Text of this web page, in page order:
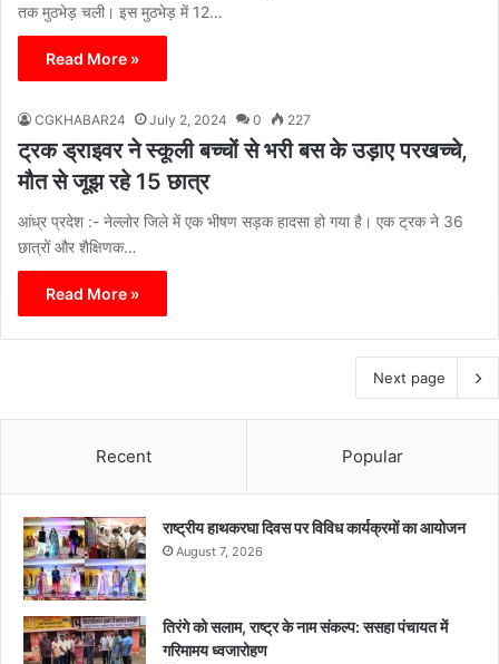
तक मुठभेड़ चली। इस मुठभेड़ में 12…
Read More »
CGKHABAR24 July 2, 2024 0 227
ट्रक ड्राइवर ने स्कूली बच्चों से भरी बस के उड़ाए परखच्चे,
मौत से जूझ रहे 15 छात्र
आंध्र प्रदेश :- नेल्लोर जिले में एक भीषण सड़क हादसा हो गया है। एक ट्रक ने 36
छात्रों और शैक्षिणक…
Read More »
Next page
Recent Popular
राष्ट्रीय हाथकरघा दिवस पर विविध कार्यक्रमों का आयोजन
August 7, 2026
तिरंगे को सलाम, राष्ट्र के नाम संकल्प: ससहा पंचायत में
गरिमामय ध्वजारोहण